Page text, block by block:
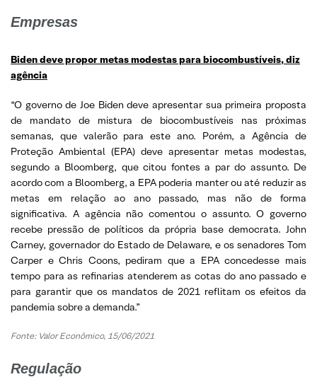
Empresas
Biden deve propor metas modestas para biocombustíveis, diz
agência
“O governo de Joe Biden deve apresentar sua primeira proposta
de mandato de mistura de biocombustíveis nas próximas
semanas, que valerão para este ano. Porém, a Agência de
Proteção Ambiental (EPA) deve apresentar metas modestas,
segundo a Bloomberg, que citou fontes a par do assunto. De
acordo com a Bloomberg, a EPA poderia manter ou até reduzir as
metas em relação ao ano passado, mas não de forma
significativa. A agência não comentou o assunto. O governo
recebe pressão de políticos da própria base democrata. John
Carney, governador do Estado de Delaware, e os senadores Tom
Carper e Chris Coons, pediram que a EPA concedesse mais
tempo para as refinarias atenderem as cotas do ano passado e
para garantir que os mandatos de 2021 reflitam os efeitos da
pandemia sobre a demanda.”
Fonte: Valor Econômico, 15/06/2021
Regulação